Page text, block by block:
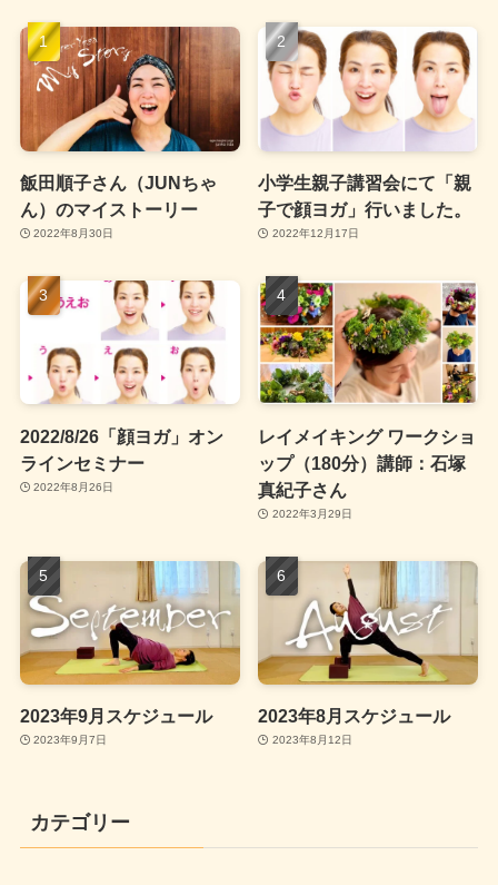
飯田順子さん（JUNちゃ
ん）のマイストーリー
2022年8月30日
小学生親子講習会にて「親
子で顔ヨガ」行いました。
2022年12月17日
2022/8/26「顔ヨガ」オン
ラインセミナー
2022年8月26日
レイメイキング ワークショ
ップ（180分）講師：石塚
真紀子さん
2022年3月29日
2023年9月スケジュール
2023年9月7日
2023年8月スケジュール
2023年8月12日
カテゴリー